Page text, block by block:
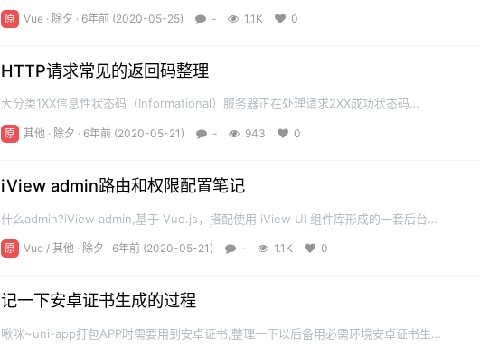
'C:/Users/xjq/Desktop/tmp/my-demo/node_modules/vue-touch/dist/vue-
原 Vue · 除夕 · 6年前 (2020-05-25) - 1.1K 0
HTTP请求常见的返回码整理
大分类1XX信息性状态码（Informational）服务器正在处理请求2XX成功状态码
（Success）请求已正常处理完毕3XX重定向状态码（Redirection）需要进行额外操
原 其他 · 除夕 · 6年前 (2020-05-21) - 943 0
iView admin路由和权限配置笔记
什么admin?iView admin,基于 Vue.js，搭配使用 iView UI 组件库形成的一套后台集
成解决方案.码云地址:https://gitee.com/icarusion/iview-admin预览地
原 Vue /其他 · 除夕 · 6年前 (2020-05-21) - 1.1K 0
记一下安卓证书生成的过程
啾咪~uni-app打包APP时需要用到安卓证书,整理一下以后备用必需环境安卓证书生成